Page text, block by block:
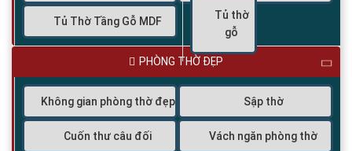
Tủ thờ
gỗ
Tủ Thờ Tầng Gỗ MDF
PHÒNG THỜ ĐẸP
Không gian phòng thờ đẹp Sập thờ
Cuốn thư câu đối Vách ngăn phòng thờ